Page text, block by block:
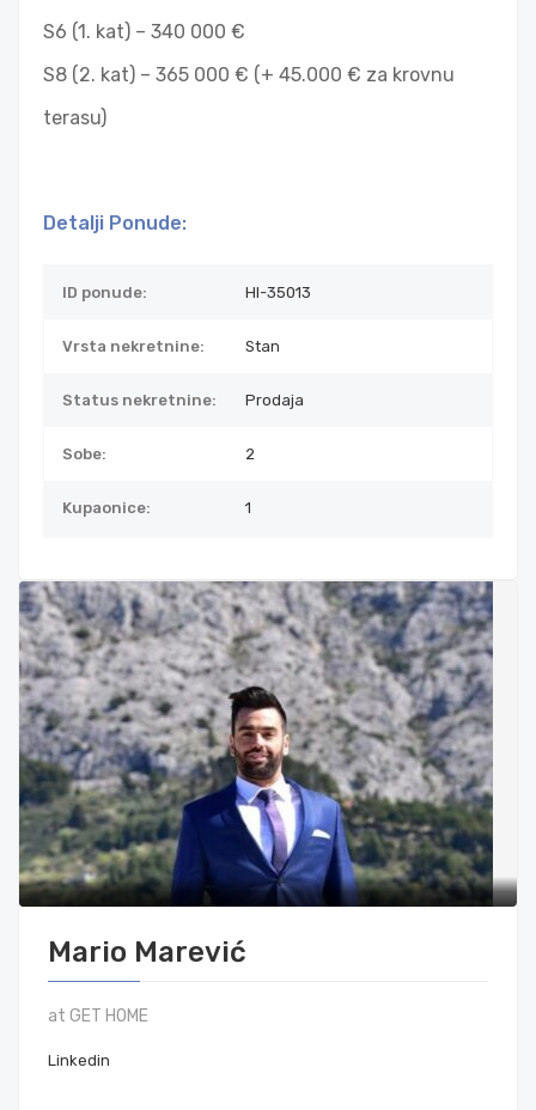
S6 (1. kat) – 340 000 €
S8 (2. kat) – 365 000 € (+ 45.000 € za krovnu
terasu)
Detalji Ponude:
ID ponude: HI-35013
Vrsta nekretnine: Stan
Status nekretnine: Prodaja
Sobe: 2
Kupaonice: 1
Mario Marević
at GET HOME
Linkedin